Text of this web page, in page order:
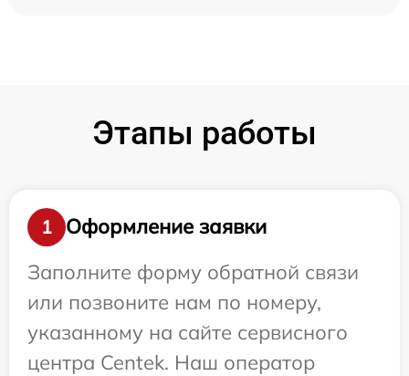
Этапы работы
1
Оформление заявки
Заполните форму обратной связи
или позвоните нам по номеру,
указанному на сайте сервисного
центра Centek. Наш оператор